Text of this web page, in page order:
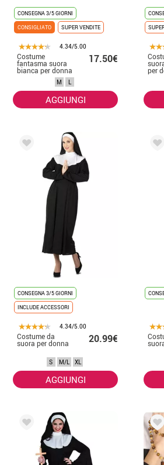
CONSEGNA 3/5 GIORNI
CONSIGLIATO
SUPER VENDITE
4.34/5.00
Costume
fantasma suora
bianca per donna
in Halloween
17.50€
M L
AGGIUNGI
per
CONSEGNA 3/5 GIORNI
INCLUDE ACCESSORI
4.34/5.00
Costume da
suora per donna 20.99€
S M/L XL
AGGIUNGI